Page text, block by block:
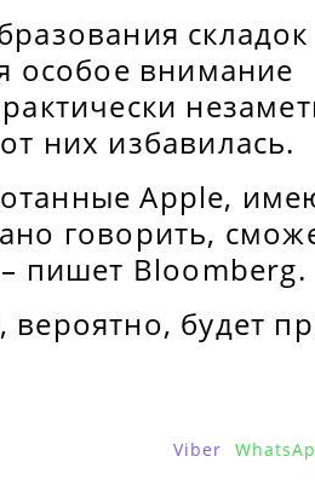
складок
особое внимание
них избавилась.
Apple,
говорить,
пишет Bloomberg.
вероятно, будет
Viber